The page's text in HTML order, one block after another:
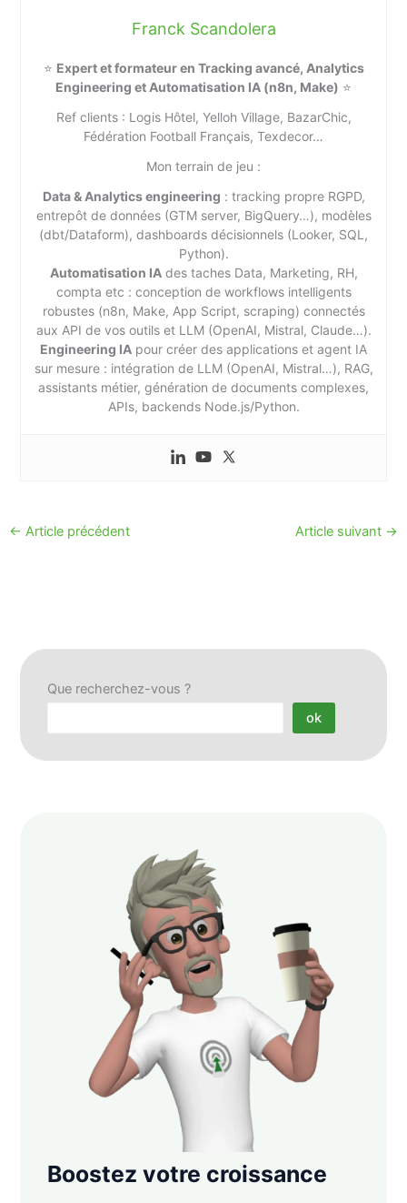
Franck Scandolera
⭐ Expert et formateur en Tracking avancé, Analytics
Engineering et Automatisation IA (n8n, Make) ⭐
Ref clients : Logis Hôtel, Yelloh Village, BazarChic,
Fédération Football Français, Texdecor…
Mon terrain de jeu :
Data & Analytics engineering : tracking propre RGPD,
entrepôt de données (GTM server, BigQuery…), modèles
(dbt/Dataform), dashboards décisionnels (Looker, SQL,
Python).
Automatisation IAdes taches Data, Marketing, RH,
compta etc : conception de workflows intelligents
robustes (n8n, Make, App Script, scraping) connectés
aux API de vos outils et LLM (OpenAI, Mistral, Claude…).
Engineering IA pour créer des applications et agent IA
sur mesure : intégration de LLM (OpenAI, Mistral…), RAG,
assistants métier, génération de documents complexes,
APIs, backends Node.js/Python.
← Article précédent Article suivant →
Que recherchez-vous ?
ok
Boostez votre croissance